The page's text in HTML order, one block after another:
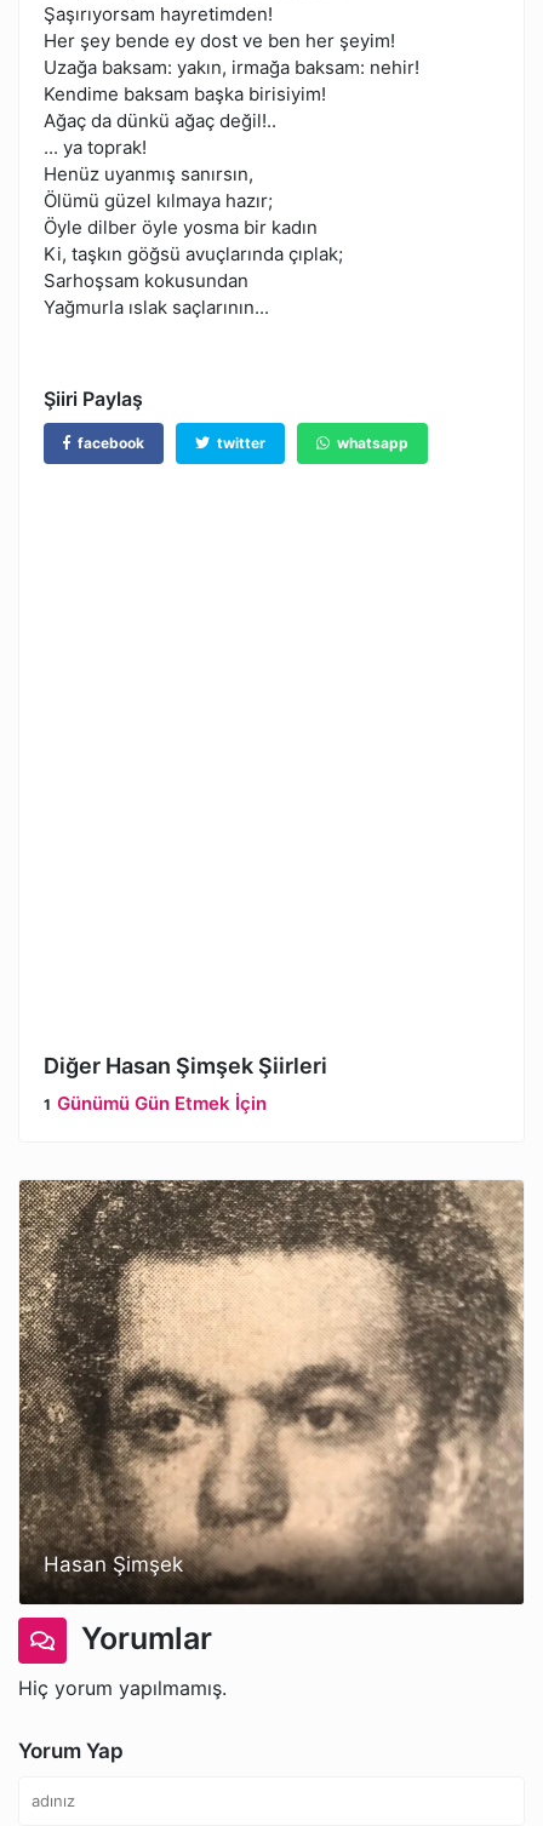
Şaşırıyorsam hayretimden!
Her şey bende ey dost ve ben her şeyim!
Uzağa baksam: yakın, irmağa baksam: nehir!
Kendime baksam başka birisiyim!
Ağaç da dünkü ağaç değil!..
... ya toprak!
Henüz uyanmış sanırsın,
Ölümü güzel kılmaya hazır;
Öyle dilber öyle yosma bir kadın
Ki, taşkın göğsü avuçlarında çıplak;
Sarhoşsam kokusundan
Yağmurla ıslak saçlarının...
Şiiri Paylaş
facebook twitter whatsapp
Diğer Hasan Şimşek Şiirleri
Günümü Gün Etmek İçin
Hasan Şimşek
Yorumlar
Hiç yorum yapılmamış.
Yorum Yap